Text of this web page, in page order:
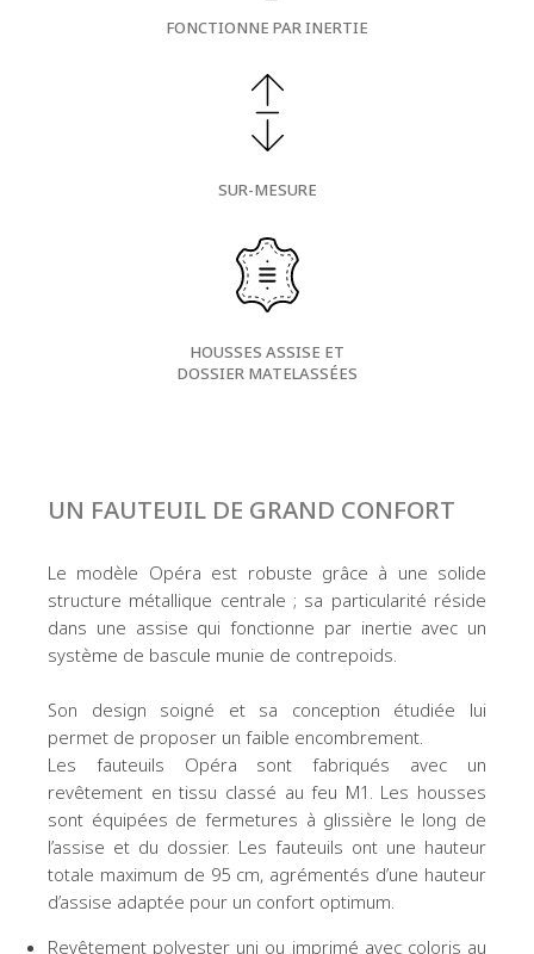
FONCTIONNE PAR INERTIE
SUR-MESURE
HOUSSES ASSISE ET
DOSSIER MATELASSÉES
UN FAUTEUIL DE GRAND CONFORT
Le modèle Opéra est robuste grâce à une solide
structure métallique centrale ; sa particularité réside
dans une assise qui fonctionne par inertie avec un
système de bascule munie de contrepoids.
Son design soigné et sa conception étudiée lui
permet de proposer un faible encombrement.
Les fauteuils Opéra sont fabriqués avec un
revêtement en tissu classé au feu M1. Les housses
sont équipées de fermetures à glissière le long de
l’assise et du dossier. Les fauteuils ont une hauteur
totale maximum de 95 cm, agrémentés d’une hauteur
d’assise adaptée pour un confort optimum.
Revêtement polyester uni ou imprimé avec coloris au